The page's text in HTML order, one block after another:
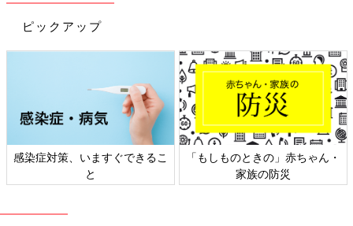
ピックアップ
感染症対策、いますぐできるこ
と
「もしものときの」赤ちゃん・
家族の防災